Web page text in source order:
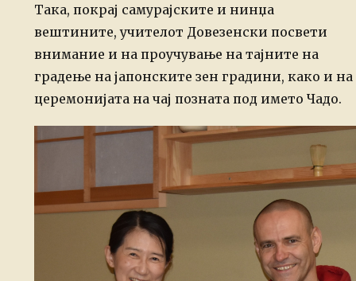
Така, покрај самурајските и нинџа
вештините, учителот Довезенски посвети
внимание и на проучување на тајните на
градење на јапонските зен градини, како и на
церемонијата на чај позната под името Чадо.